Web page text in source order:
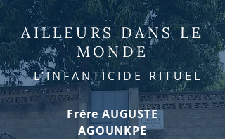
AILLEURS DANS LE
MONDE
L’INFANTICIDE RITUEL
Frère AUGUSTE
AGOUNKPE